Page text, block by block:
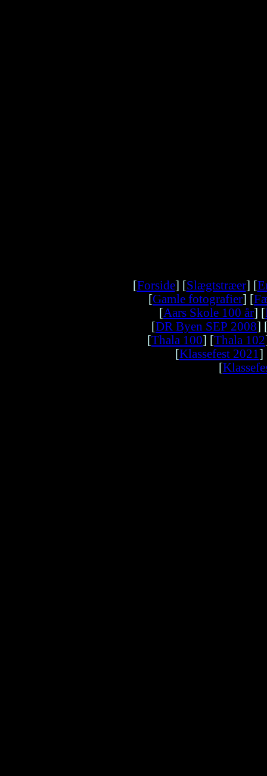
[Forside] [Slægtstræer] [
[Gamle fotografier] [
[Aars Skole 100 år] [
[DR Byen SEP 2008]
[Thala 100] [Thala 102
[Klassefest 2021]
[